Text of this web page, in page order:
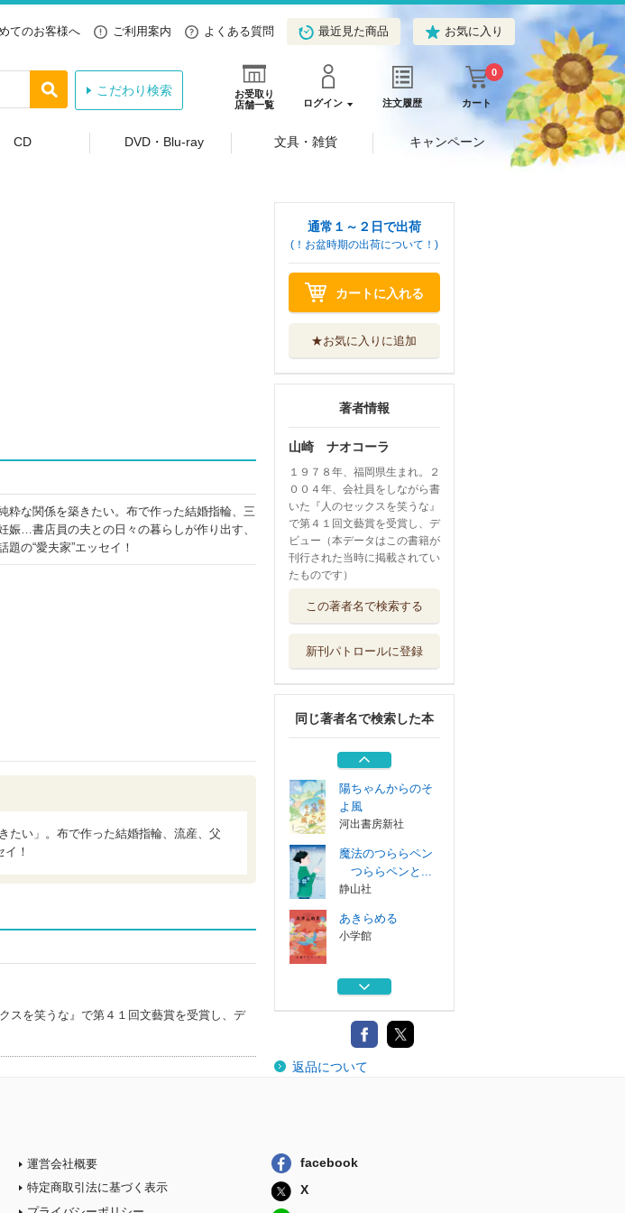
てのお客様へ ご利用案内 よくある質問 最近見た商品 お気に入り
お受取り
店舗一覧
ログイン 注文履歴 カート
0
こだわり検索
CD DVD・Blu-ray 文具・雑貨 キャンペーン
粋な関係を築きたい。布で作った結婚指輪、三
娠…書店員の夫との日々の暮らしが作り出す、
の“愛夫家”エッセイ！
たい」。布で作った結婚指輪、流産、父
！
スを笑うな』で第４１回文藝賞を受賞し、デ
通常１～２日で出荷
(！お盆時期の出荷について！)
カートに入れる
★お気に入りに追加
著者情報
山崎 ナオコーラ
１９７８年、福岡県生まれ。２
００４年、会社員をしながら書
いた『人のセックスを笑うな』
で第４１回文藝賞を受賞し、デ
ビュー（本データはこの書籍が
刊行された当時に掲載されてい
たものです）
この著者名で検索する
新刊パトロールに登録
同じ著者名で検索した本
小学館
肉体のジェンダー
集英社
ミライの源氏物語
淡交社
陽ちゃんからのそ
よ風
河出書房新社
魔法のつららペン
つららペンと...
静山社
あきらめる
小学館
肉体のジェンダー
集英社
ミライの源氏物語
淡交社
返品について
運営会社概要
特定商取引法に基づく表示
facebook
X